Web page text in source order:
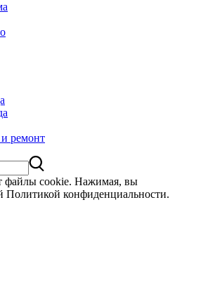
и ремонт
файлы cookie. Нажимая, вы
Политикой конфиденциальности.